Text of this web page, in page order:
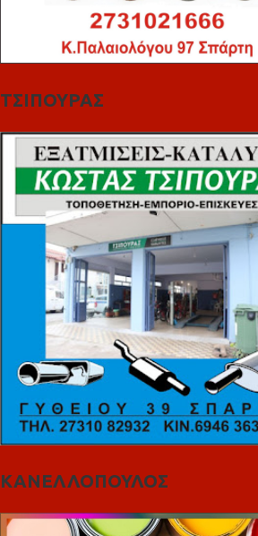
ΤΣΙΠΟΥΡΑΣ
ΚΑΝΕΛΛΟΠΟΥΛΟΣ